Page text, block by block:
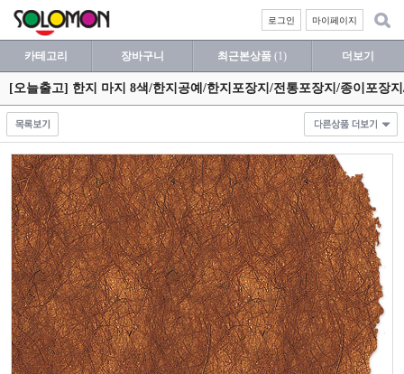
마이페이지
로그인
카테고리 장바구니 최근본상품 (1) 더보기
[오늘출고] 한지 마지 8색/한지공예/한지포장지/전통포장지/종이포장